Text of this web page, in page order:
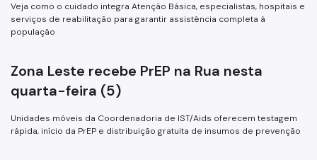
Coordenadoria de Controle Interno
Infecções Sexualmente Transmissíveis - IST/AIDS
Epidemiologia e Informação - CEInfo
Escola Municipal de Saúde - EMS
Veja como o cuidado integra Atenção Básica, especialistas, hospitais e
serviços de reabilitação para garantir assistência completa à
população
Zona Leste recebe PrEP na Rua nesta
quarta-feira (5)
Unidades móveis da Coordenadoria de IST/Aids oferecem testagem
rápida, início da PrEP e distribuição gratuita de insumos de prevenção